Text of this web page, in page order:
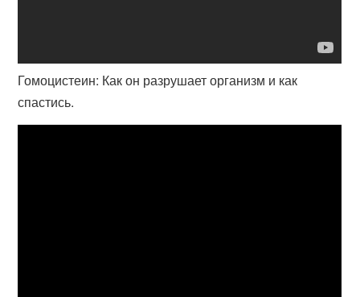
Гомоцистеин: Как он разрушает организм и как
спастись.